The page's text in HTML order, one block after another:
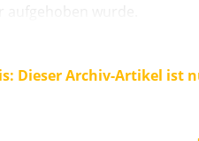
aufgehoben wurde.
Dieser Archiv-Artikel ist